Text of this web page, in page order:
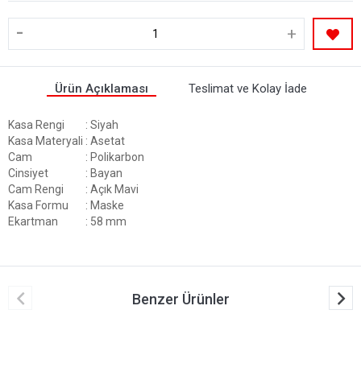
- +
Ürün Açıklaması Teslimat ve Kolay İade
Kasa Rengi
: Siyah
Kasa Materyali : Asetat
Cam
: Polikarbon
Cinsiyet
: Bayan
Cam Rengi
: Açık Mavi
Kasa Formu
: Maske
Ekartman
: 58 mm
Benzer Ürünler